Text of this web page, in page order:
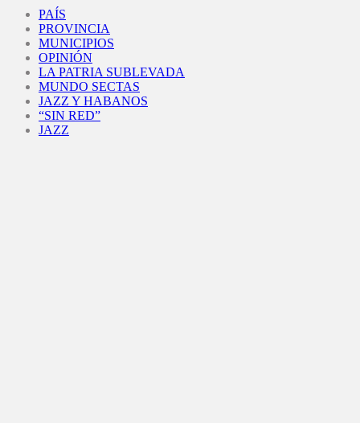
PAÍS
PROVINCIA
MUNICIPIOS
OPINIÓN
LA PATRIA SUBLEVADA
MUNDO SECTAS
JAZZ Y HABANOS
“SIN RED”
JAZZ